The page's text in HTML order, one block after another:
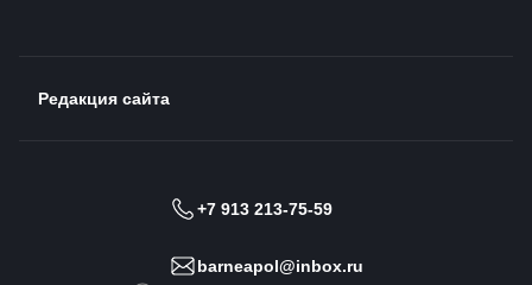
Редакция сайта
+7 913 213-75-59
barneapol@inbox.ru